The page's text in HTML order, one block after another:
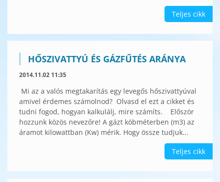
Teljes cikk
HŐSZIVATTYÚ ÉS GÁZFŰTÉS ARÁNYA
2014.11.02 11:35
Mi az a valós megtakarítás egy levegős hőszivattyúval
amivel érdemes számolnod? Olvasd el ezt a cikket és
tudni fogod, hogyan kalkulálj, mire számíts. Először
hozzunk közös nevezőre! A gázt köbméterben (m3) az
áramot kilowattban (Kw) mérik. Hogy össze tudjuk...
Teljes cikk